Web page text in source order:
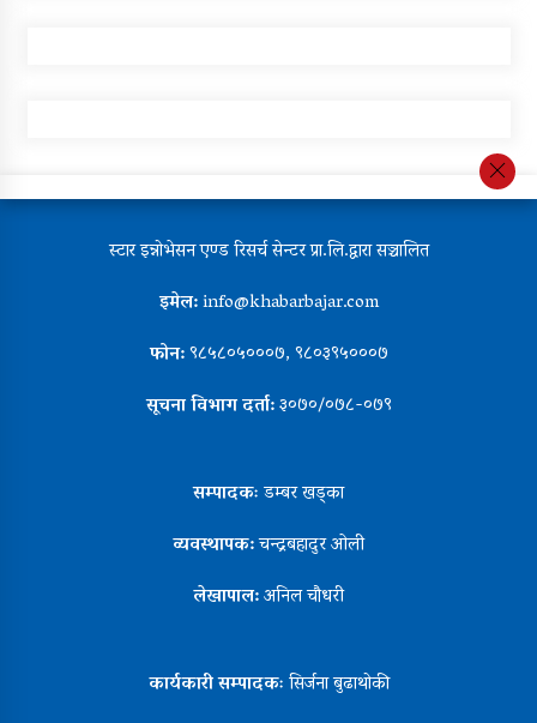
स्टार इन्नोभेसन एण्ड रिसर्च सेन्टर प्रा.लि.द्वारा सञ्चालित
इमेल:info@khabarbajar.com
फोन:९८५८०५०००७, ९८०३९५०००७
सूचना विभाग दर्ता:३०७०/०७८-०७९
सम्पादकःडम्बर खड्का
व्यवस्थापक:चन्द्रबहादुर ओली
लेखापाल:अनिल चौधरी
कार्यकारी सम्पादकःसिर्जना बुढाथोकी